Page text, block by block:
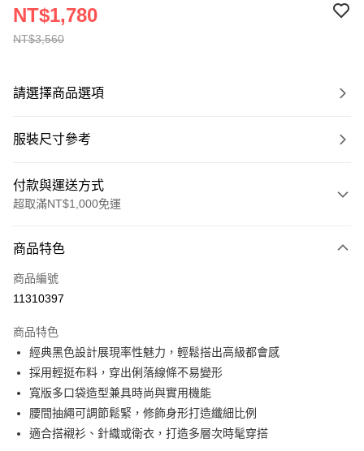
NT$3,560
NT$1,780
請選擇商品選項
服裝尺寸參考
付款與運送方式
超取滿NT$1,000免運
信用卡一次付款
信用卡分期付款
合作金庫商業銀行
華南商業銀行
彰化商業銀行
上海商業儲蓄銀行
台北富邦商業銀行
國泰世華商業銀行
兆豐國際商業銀行
臺灣中小企業銀行
台中商業銀行
匯豐（台灣）商業銀行
華泰商業銀行
聯邦商業銀行
遠東國際商業銀行
6 期 0 利率 每期
華南商業銀行
彰化商業銀行
上海商業儲蓄銀行
台北富邦商業銀行
國泰世華商業銀行
兆豐國際商業銀行
臺灣中小企業銀行
台中商業銀行
超商取貨付款
LINE Pay
Apple Pay
商品特色
商品編號
11310397
商品特色
經典黑色設計展現率性魅力，輕鬆搭出高級都會感
採用輕挺布料，穿出俐落線條不易變形
寬版多口袋造型兼具時尚與實用機能
腰間抽繩可調節鬆緊，修飾身形打造纖細比例
適合搭襯衫、針織或衛衣，打造多層次時髦穿搭